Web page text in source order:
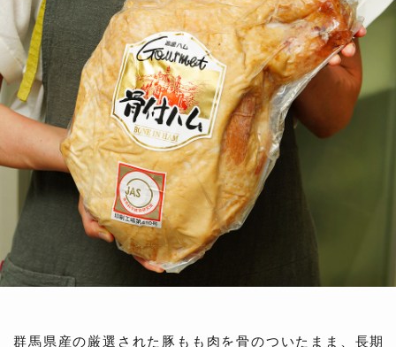
群馬県産の厳選された豚もも肉を骨のついたまま、長期